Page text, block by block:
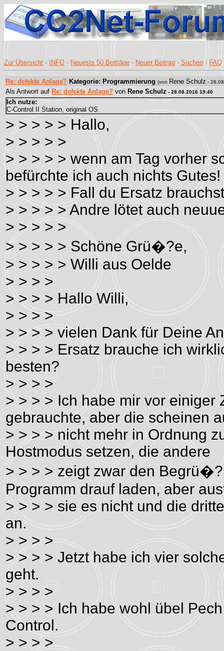
Zur Übersicht - INFO - Neueste 50 Beiträge - Neuer Beitrag - Suchen - FAQ
Re: defekte Anlage? Kategorie: Programmierung (von Rene Schulz -
Als Antwort auf Re: defekte Anlage? von Rene Schulz - 28.08.2016 19:40
Ich nutze:
C-Control II Station, original OS
> > > > > Hallo,
> > > > >
> > > > > wenn am Tag vorher
befürchte ich auch nichts Gutes!
> > > > > Fall du Ersatz
> > > > > Andre lötet auch
> > > > >
> > > > > Schöne Grü�?e,
> > > > > Willi aus Oelde
> > > >
> > > > Hallo Willi,
> > > >
> > > > vielen Dank für Deine
> > > > Ersatz brauche ich
besten?
> > > >
> > > > Ich habe mir vor einiger
gebrauchte, aber die scheinen
> > > > nicht mehr in Ordnung
Hostmodus setzen, die andere
> > > > zeigt zwar den
Programm drauf laden, aber
> > > > sie es nicht und die
an.
> > > >
> > > > Jetzt habe ich vier
geht.
> > > >
> > > > Ich habe wohl übel
Control.
> > > >